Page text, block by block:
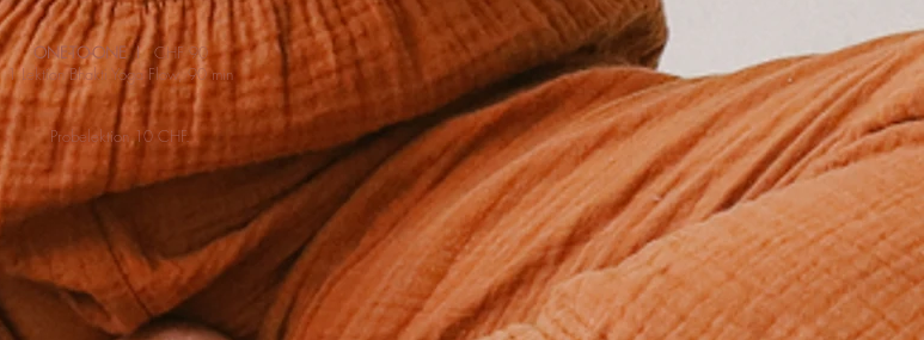
ONE-TO-ONE ICHF 90
1 Lektion Bhakti Yoga Flow, 90 min
Probelektion 10 CHF.